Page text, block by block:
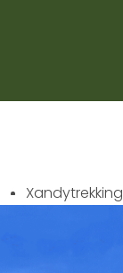
Xandytrekking